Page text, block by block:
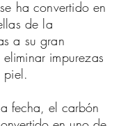
ha convertido en
de la
a su gran
impurezas
piel.
fecha, el carbón